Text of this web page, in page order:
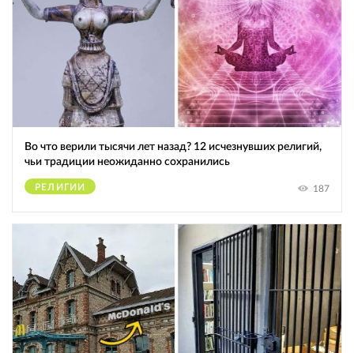
Во что верили тысячи лет назад? 12 исчезнувших религий,
чьи традиции неожиданно сохранились
РЕЛИГИИ 187